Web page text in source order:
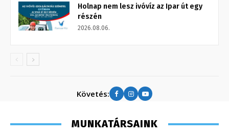
Holnap nem lesz ivóvíz az Ipar út egy
részén
2026.08.06.
Követés:
MUNKATÁRSAINK